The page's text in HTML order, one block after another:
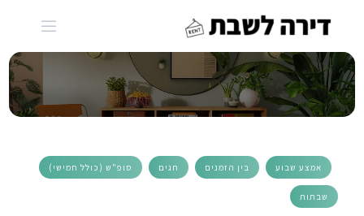
אמצע שבוע בין הזמנים חגים סופ"ש (כולל חמישי)
שבתות